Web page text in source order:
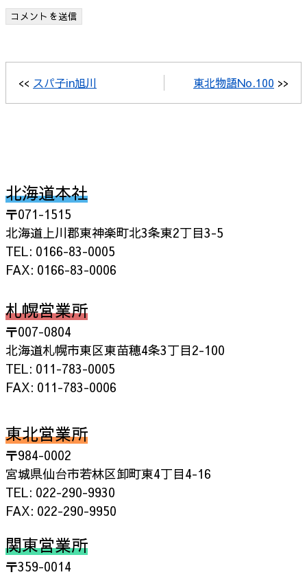
<< スパ子in旭川 東北物語No.100 >>
北海道本社
〒071-1515
北海道上川郡東神楽町北3条東2丁目3-5
TEL: 0166-83-0005
FAX: 0166-83-0006
札幌営業所
〒007-0804
北海道札幌市東区東苗穂4条3丁目2-100
TEL: 011-783-0005
FAX: 011-783-0006
東北営業所
〒984-0002
宮城県仙台市若林区卸町東4丁目4-16
TEL: 022-290-9930
FAX: 022-290-9950
関東営業所
〒359-0014